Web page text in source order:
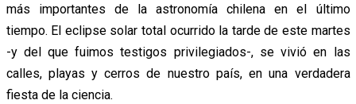
más importantes de la astronomía chilena en el último
tiempo. El eclipse solar total ocurrido la tarde de este martes
-y del que fuimos testigos privilegiados-, se vivió en las
calles, playas y cerros de nuestro país, en una verdadera
fiesta de la ciencia.